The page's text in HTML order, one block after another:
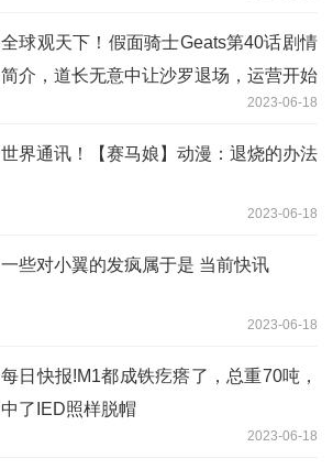
全球观天下！假面骑士Geats第40话剧情
简介，道长无意中让沙罗退场，运营开始
2023-06-18
世界通讯！【赛马娘】动漫：退烧的办法
2023-06-18
一些对小翼的发疯属于是 当前快讯
2023-06-18
每日快报!M1都成铁疙瘩了，总重70吨，
中了IED照样脱帽
2023-06-18